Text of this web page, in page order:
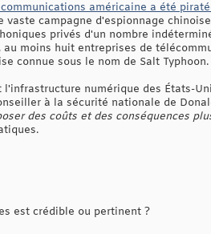
américaine a été
campagne d'espionnage
privés d'un nombre
moins huit entreprises de
connue sous le nom de Salt Typhoon.
numérique des États-
à la sécurité nationale de
des coûts et des conséquences
est crédible ou pertinent ?